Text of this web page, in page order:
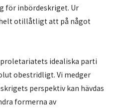
för inbördeskriget. Ur
otillåtligt att på något
idealiska parti
obestridligt. Vi medger
perspektiv kan hävdas
formerna av